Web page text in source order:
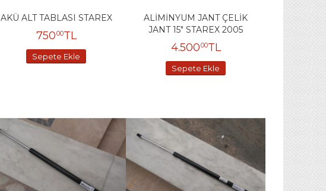
AKÜ ALT TABLASI STAREX
75000TL
Sepete Ekle
ALİMİNYUM JANT ÇELİK
JANT 15" STAREX 2005
4.50000TL
Sepete Ekle